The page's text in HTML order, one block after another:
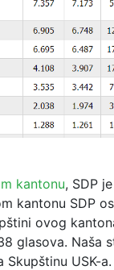
kantonu, SDP
kantonu SDP
ovog
glasova. Naša
USK-a.